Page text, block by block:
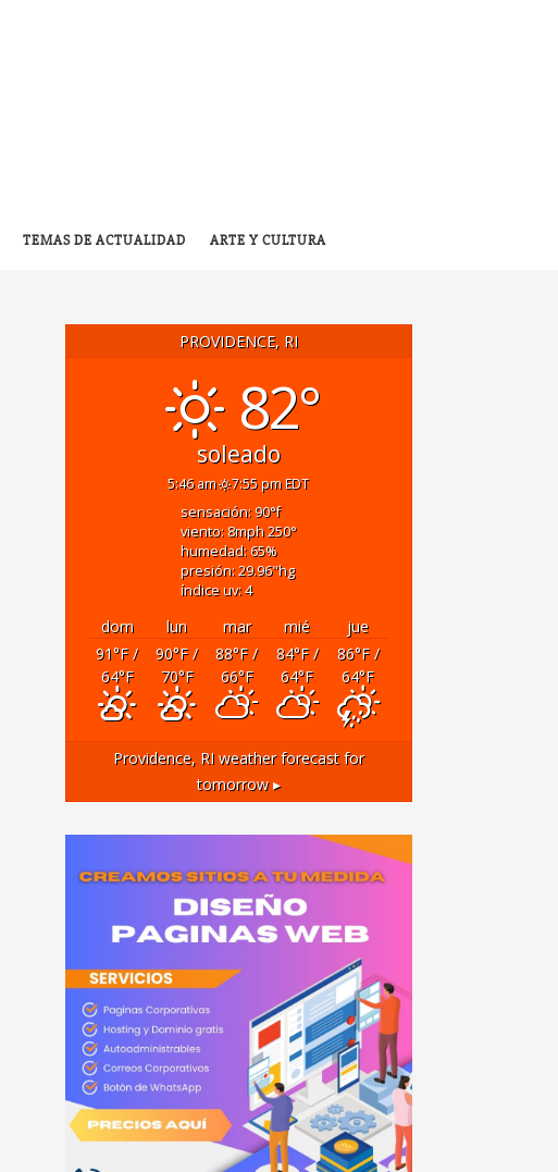
TEMAS DE ACTUALIDAD ARTE Y CULTURA
PROVIDENCE, RI
82°
soleado
5:46 am 7:55 pm EDT
sensación: 90°f
viento: 8mph250°
humedad: 65%
presión: 29.96"hg
índice uv: 4
dom lun mar mié
jue
91°F/
64°F
90°F/
70°F
88°F/
66°F
84°F/
64°F
86°F/
64°F
Providence, RIweather forecast for
tomorrow ▸